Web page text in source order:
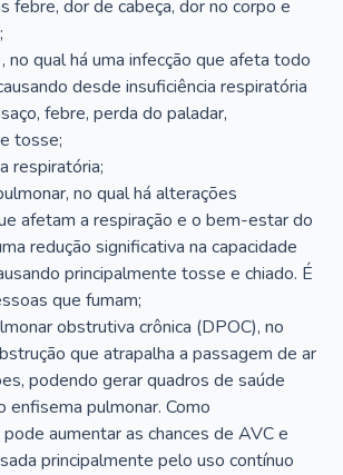
febre, dor de cabeça, dor no corpo e
no qual há uma infecção que afeta todo
desde insuficiência respiratória
febre, perda do paladar,
tosse;
respiratória;
no qual há alterações
afetam a respiração e o bem-estar do
redução significativa na capacidade
principalmente tosse e chiado. É
que fumam;
obstrutiva crônica (DPOC), no
que atrapalha a passagem de ar
podendo gerar quadros de saúde
enfisema pulmonar. Como
pode aumentar as chances de AVC e
principalmente pelo uso contínuo